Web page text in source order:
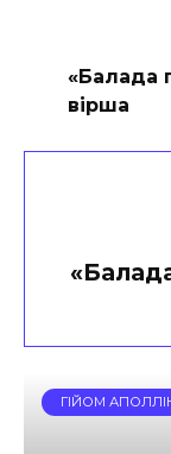
«Балада
вірша
ГІЙОМ